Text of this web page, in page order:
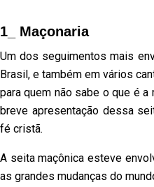
1_ Maçonaria
Um dos seguimentos mais
Brasil, e também em vários
para quem não sabe o que é a
breve apresentação dessa
fé cristã.
A seita maçônica esteve
as grandes mudanças do